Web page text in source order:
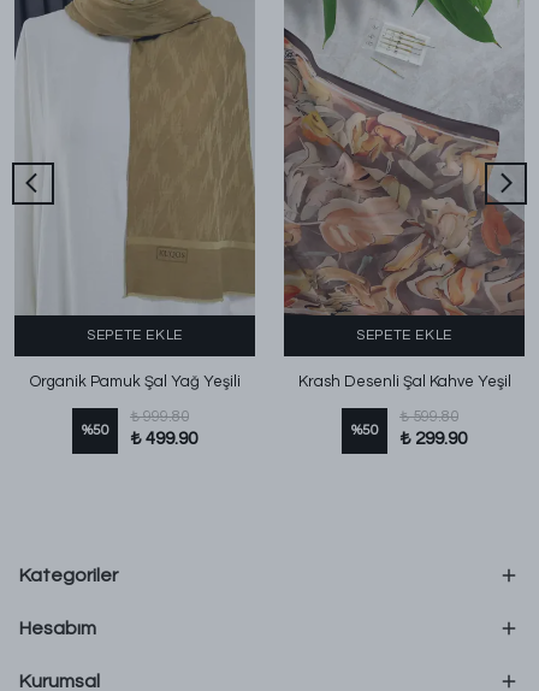
SEPETE EKLE
Organik Pamuk Şal Yağ Yeşili
%50
₺ 999.80
₺ 499.90
SEPETE EKLE
Krash Desenli Şal Kahve Yeşil
%50
₺ 599.80
₺ 299.90
Kategoriler
Hesabım
Kurumsal